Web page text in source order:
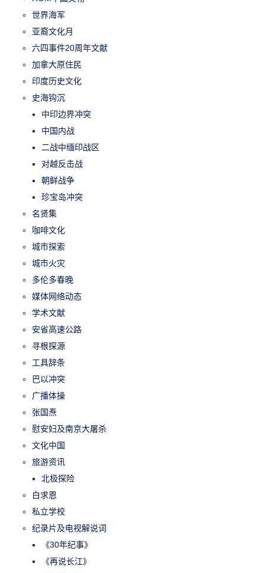
世界海军
亚裔文化月
六四事件20周年文献
加拿大原住民
印度历史文化
史海钩沉
中印边界冲突
中国内战
二战中缅印战区
对越反击战
朝鲜战争
珍宝岛冲突
名贤集
咖啡文化
城市探索
城市火灾
多伦多春晚
媒体网络动态
学术文献
安省高速公路
寻根探源
工具辞条
巴以冲突
广播体操
张国焘
慰安妇及南京大屠杀
文化中国
旅游资讯
北极探险
白求恩
私立学校
纪录片及电视解说词
《30年纪事》
《再说长江》